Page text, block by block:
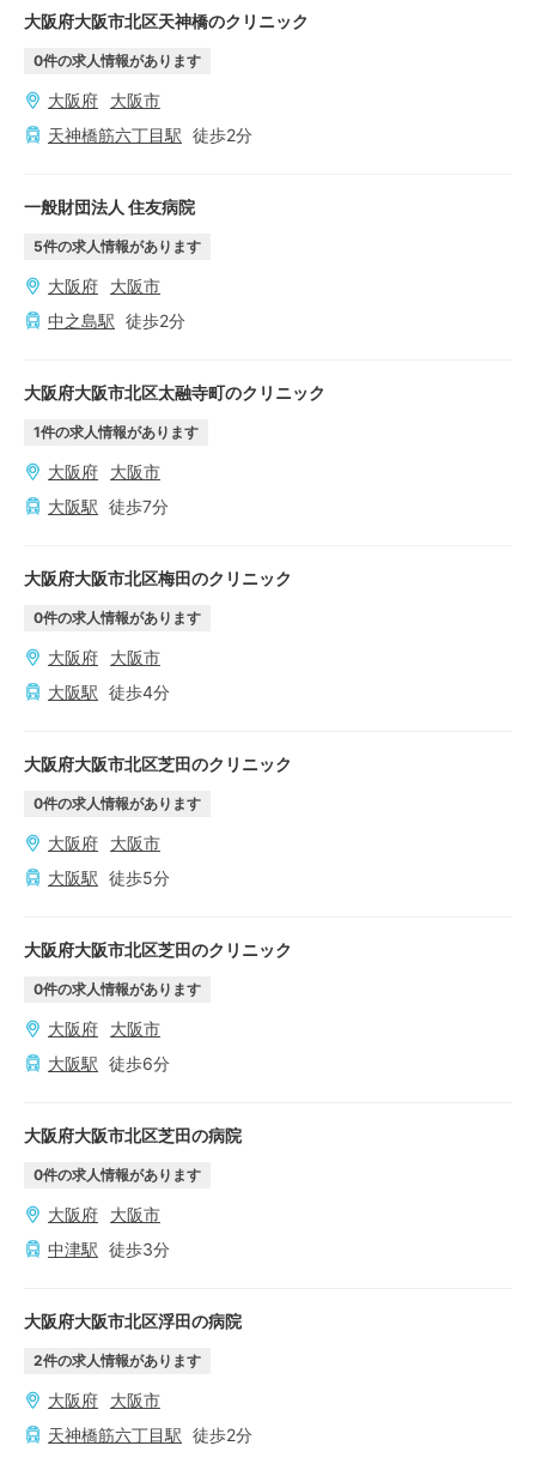
大阪府大阪市北区天神橋のクリニック
0件の求人情報があります
大阪府
大阪市
天神橋筋六丁目駅 徒歩2分
一般財団法人 住友病院
5件の求人情報があります
大阪府
大阪市
中之島駅 徒歩2分
大阪府大阪市北区太融寺町のクリニック
1件の求人情報があります
大阪府
大阪市
大阪駅 徒歩7分
大阪府大阪市北区梅田のクリニック
0件の求人情報があります
大阪府
大阪市
大阪駅 徒歩4分
大阪府大阪市北区芝田のクリニック
0件の求人情報があります
大阪府
大阪市
大阪駅 徒歩5分
大阪府大阪市北区芝田のクリニック
0件の求人情報があります
大阪府
大阪市
大阪駅 徒歩6分
大阪府大阪市北区芝田の病院
0件の求人情報があります
大阪府
大阪市
中津駅 徒歩3分
大阪府大阪市北区浮田の病院
2件の求人情報があります
大阪府
大阪市
天神橋筋六丁目駅 徒歩2分